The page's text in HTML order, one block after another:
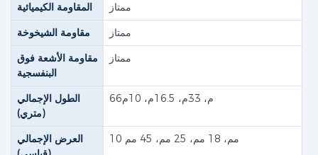
المقاومة الكيميائية
ممتاز
مقاومة الشيخوخة
ممتاز
مقاومة الأشعة فوق
البنفسجية
ممتاز
الطول الإجمالي
(متري)
66م، 33م، 16.5م، 10م
العرض الإجمالي
10 مم، 18 مم، 25 مم، 45 مم